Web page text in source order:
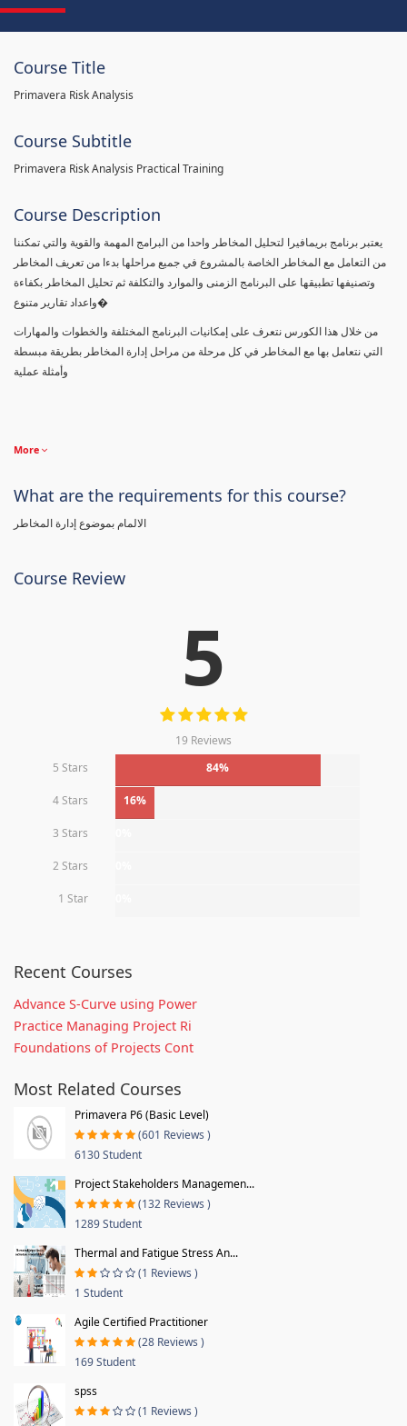
Course Title
Primavera Risk Analysis
Course Subtitle
Primavera Risk Analysis Practical Training
Course Description
يعتبر برنامج بريمافيرا لتحليل المخاطر واحدا من البرامج المهمة والقوية والتي تمكننا
من التعامل مع المخاطر الخاصة بالمشروع في جميع مراحلها بدءا من تعريف المخاطر
وتصنيفها تطبيقها على البرنامج الزمنى والموارد والتكلفة ثم تحليل المخاطر بكفاءة
واعداد تقارير متنوع�
من خلال هذا الكورس نتعرف على إمكانيات البرنامج المختلفة والخطوات والمهارات
التي نتعامل بها مع المخاطر في كل مرحلة من مراحل إدارة المخاطر بطريقة مبسطة
وأمثلة عملية
More
What are the requirements for this course?
الالمام بموضوع إدارة المخاطر
Course Review
5
19 Reviews
5 Stars
84%
4 Stars 16%
3 Stars
2 Stars
1 Star
Recent Courses
Advance S-Curve using Power
Practice Managing Project Ri
Foundations of Projects Cont
Most Related Courses
Primavera P6 (Basic Level)
(601 Reviews )
6130 Student
Project Stakeholders Managemen...
(132 Reviews )
1289 Student
Thermal and Fatigue Stress An...
(1 Reviews )
1 Student
Agile Certified Practitioner
(28 Reviews )
169 Student
spss
(1 Reviews )